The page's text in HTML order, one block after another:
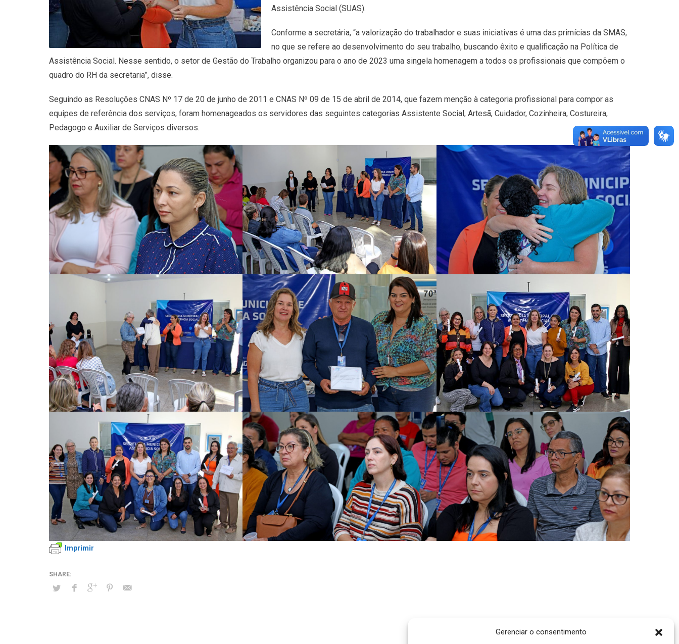
Gerenciar o consentimento
Assistência Social (SUAS).
Conforme a secretária, “a valorização do trabalhador e suas iniciativas é uma das primícias da SMAS,
no que se refere ao desenvolvimento do seu trabalho, buscando êxito e qualificação na Política de
Assistência Social. Nesse sentido, o setor de Gestão do Trabalho organizou para o ano de 2023 uma singela homenagem a todos os profissionais que compõem o
quadro do RH da secretaria”, disse.
Seguindo as Resoluções CNAS Nº 17 de 20 de junho de 2011 e CNAS Nº 09 de 15 de abril de 2014, que fazem menção à categoria profissional para compor as
equipes de referência dos serviços, foram homenageados os servidores das seguintes categorias Assistente Social, Artesã, Cuidador, Cozinheira, Costureira,
Pedagogo e Auxiliar de Serviços diversos.
Imprimir